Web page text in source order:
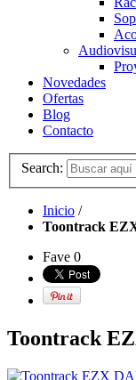
Novedades
Ofertas
Blog
Contacto
Search:
Inicio /
Toontrack
Fave 0
Toontrack